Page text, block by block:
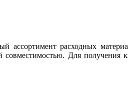
ассортимент расходных
Для получения